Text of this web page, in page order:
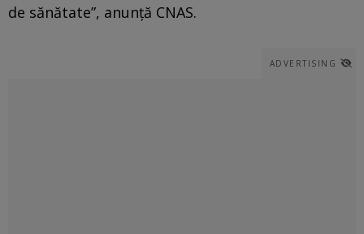
de sănătate”, anunţă CNAS.
ADVERTISING